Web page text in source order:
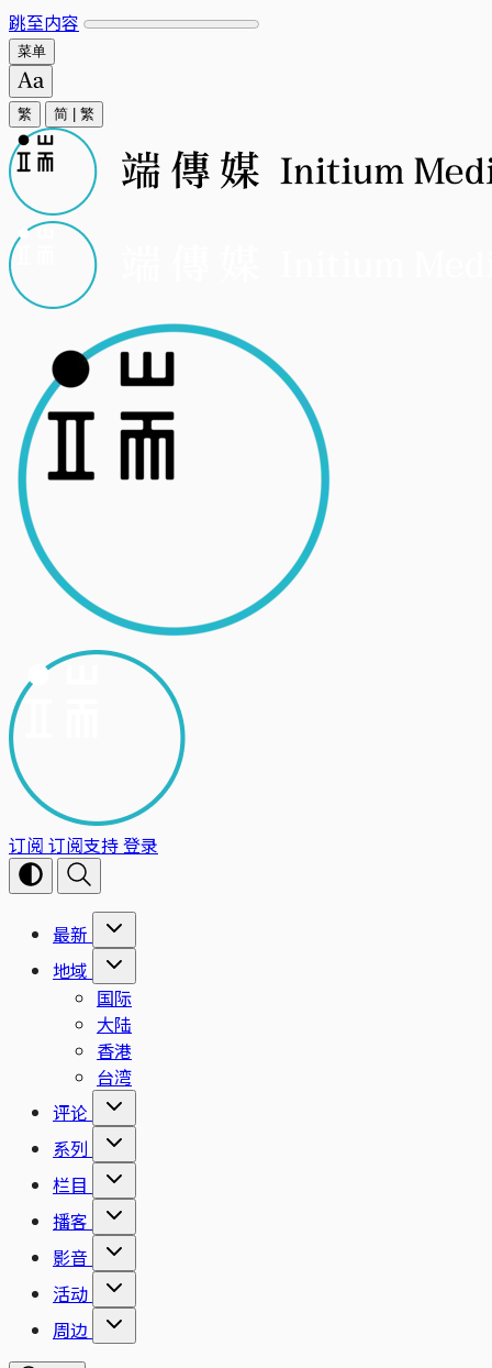
跳至内容
菜单
繁 简 繁
订阅 订阅支持登录
最新
地域
国际
大陆
香港
台湾
评论
系列
栏目
播客
影音
活动
周边